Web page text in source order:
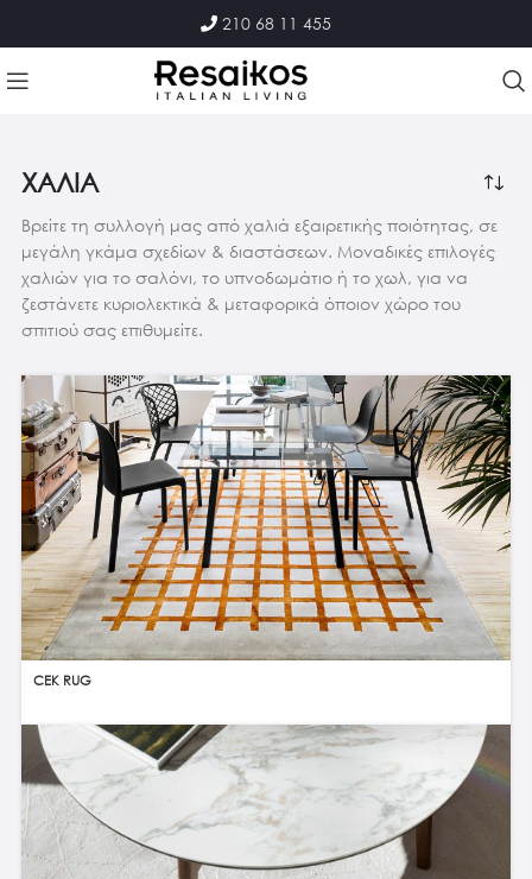
210 68 11 455
ΧΑΛΙΑ
Βρείτε τη συλλογή μας από χαλιά εξαιρετικής ποιότητας, σε
μεγάλη γκάμα σχεδίων & διαστάσεων. Μοναδικές επιλογές
χαλιών για το σαλόνι, το υπνοδωμάτιο ή το χωλ, για να
ζεστάνετε κυριολεκτικά & μεταφορικά όποιον χώρο του
σπιτιού σας επιθυμείτε.
CEK RUG